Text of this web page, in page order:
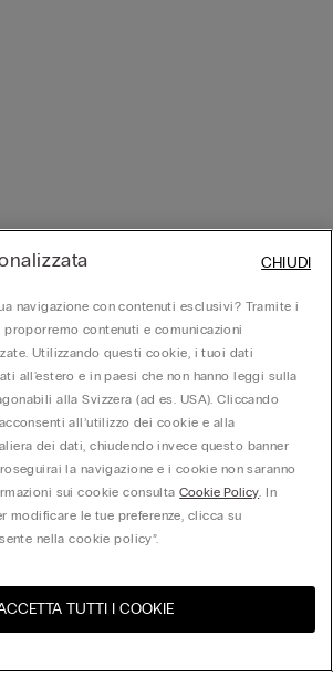
United States
navigazione con contenuti esclusivi? Tramite i
contenuti e comunicazioni
Utilizzando questi cookie, i tuoi dati
all'estero e in paesi che non hanno leggi sulla
alla Svizzera (ad es. USA). Cliccando
all’utilizzo dei cookie e alla
dei dati, chiudendo invece questo banner
la navigazione e i cookie non saranno
sui cookie consultaCookie Policy. In
modificare le tue preferenze, clicca su
nella cookie policy”.
TUTTI I COOKIE
CHIUDI